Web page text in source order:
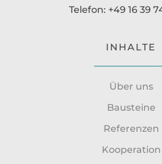
Telefon: +49 16 39
INHALTE
Über uns
Bausteine
Referenzen
Kooperation